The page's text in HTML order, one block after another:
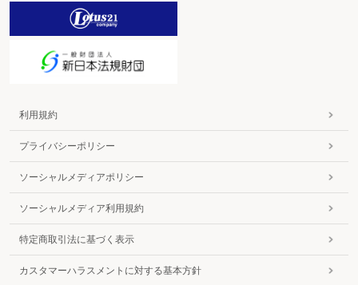
利用規約
プライバシーポリシー
ソーシャルメディアポリシー
ソーシャルメディア利用規約
特定商取引法に基づく表示
カスタマーハラスメントに対する基本方針